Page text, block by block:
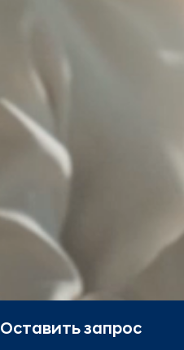
Оставить запрос